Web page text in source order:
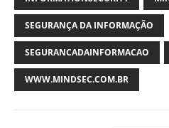
SEGURANÇA DA INFORMAÇÃO
SEGURANCADAINFORMACAO
WWW.MINDSEC.COM.BR